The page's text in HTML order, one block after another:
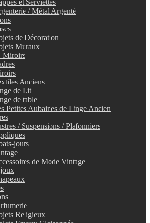
et Serviettes
/ Métal Argenté
de Décoration
Muraux
Miroirs
Anciens
de Lit
de table
Petites Aubaines de Linge Ancien
/ Suspensions / Plafonniers
jours
de Mode Vintage
Religieux